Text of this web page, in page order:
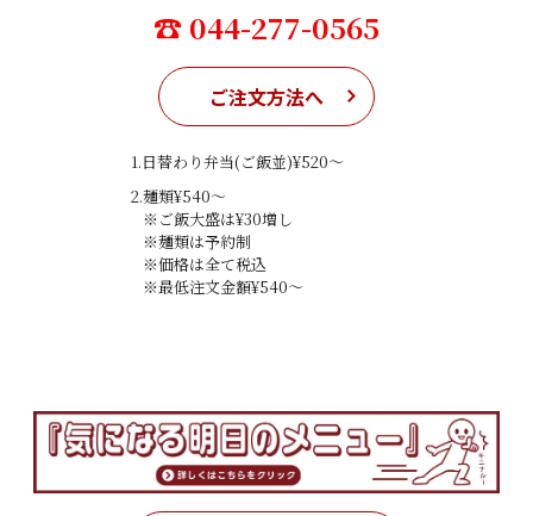
☎ 044-277-0565
ご注文方法へ
1.日替わり弁当(ご飯並)¥520〜
2.麺類¥540〜
※ご飯大盛は¥30増し
※麺類は予約制
※価格は全て税込
※最低注文金額¥540〜